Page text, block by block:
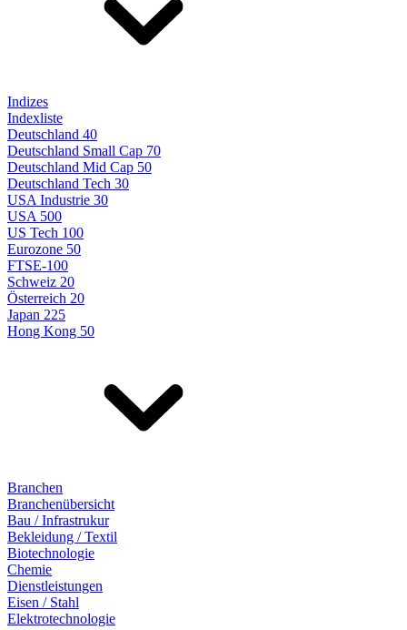
Indizes
Indexliste
Deutschland 40
Deutschland Small Cap 70
Deutschland Mid Cap 50
Deutschland Tech 30
USA Industrie 30
USA 500
US Tech 100
Eurozone 50
FTSE-100
Schweiz 20
Österreich 20
Japan 225
Hong Kong 50
Branchen
Branchenübersicht
Bau / Infrastrukur
Bekleidung / Textil
Biotechnologie
Chemie
Dienstleistungen
Eisen / Stahl
Elektrotechnologie